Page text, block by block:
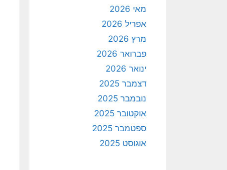
מאי 2026
אפריל 2026
מרץ 2026
פברואר 2026
ינואר 2026
דצמבר 2025
נובמבר 2025
אוקטובר 2025
ספטמבר 2025
אוגוסט 2025